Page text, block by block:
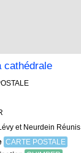
cathédrale
et Neurdein Réunis
CARTE POSTALE